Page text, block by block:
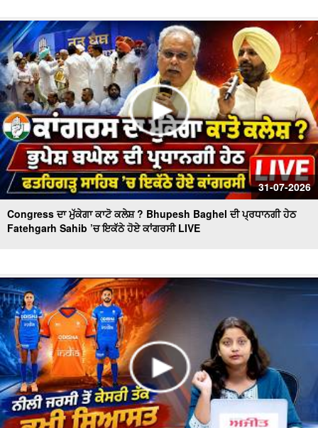
31-07-2026
Congress ਦਾ ਮੁੱਕੇਗਾ ਕਾਟੋ ਕਲੇਸ਼ ? Bhupesh Baghel ਦੀ ਪ੍ਰਧਾਨਗੀ ਹੇਠ
Fatehgarh Sahib ’ਚ ਇਕੱਠੇ ਹੋਏ ਕਾਂਗਰਸੀ LIVE